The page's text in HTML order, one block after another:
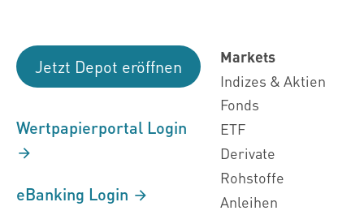
Jetzt Depot eröffnen
Wertpapierportal Login
eBanking Login
Markets
Indizes & Aktien
Fonds
ETF
Derivate
Rohstoffe
Anleihen